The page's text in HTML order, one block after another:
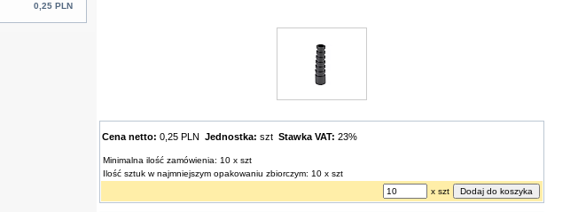
0,25 PLN
Cena netto: 0,25 PLN Jednostka: szt Stawka VAT: 23%
Minimalna ilość zamówienia: 10 x szt
Ilość sztuk w najmniejszym opakowaniu zbiorczym: 10 x szt
x szt